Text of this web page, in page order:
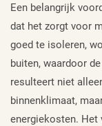
Een belangrijk
dat het zorgt voor
goed te isoleren,
buiten, waardoor
resulteert niet
binnenklimaat,
energiekosten. Het